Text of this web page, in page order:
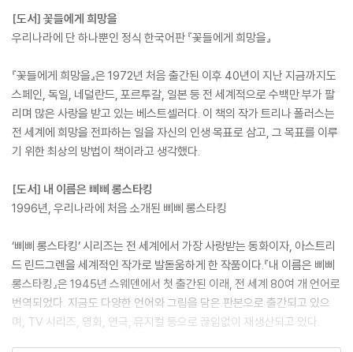
[도서] 꽃들에게 희망을
우리나라에 단 하나뿐인 정식 한국어판 『꽃들에게 희망을』
『꽃들에게 희망을』은 1972년 처음 출간된 이후 40년이 지난 지금까지도
스페인, 독일, 네덜란드, 포르투갈, 일본 등 전 세계적으로 수백만 부가 팔
리며 많은 사랑을 받고 있는 베스트셀러다. 이 책의 작가 트리나 폴러스는
전 세계에 희망을 전파하는 일을 자신의 인생 목표로 삼고, 그 목표를 이루
기 위한 최상의 방법이 책이라고 생각했다.
[도서] 내 이름은 삐삐 롱스타킹
1996년, 우리나라에 처음 소개된 삐삐 롱스타킹
‘삐삐 롱스타킹’ 시리즈는 전 세계에서 가장 사랑받는 동화이자, 아스트리
드 린드그렌을 세계적인 작가로 발돋움하게 한 작품이다.『내 이름은 삐삐
롱스타킹』은 1945년 스웨덴에서 첫 출간된 이래, 전 세계 80여 개 언어로
번역되었다. 지금도 다양한 언어와 그림을 담은 판본으로 출간되고 있으
며, TV 시리즈, 영화, 연극, 뮤지컬 등으로 끊임없이 재생산되고 있다.